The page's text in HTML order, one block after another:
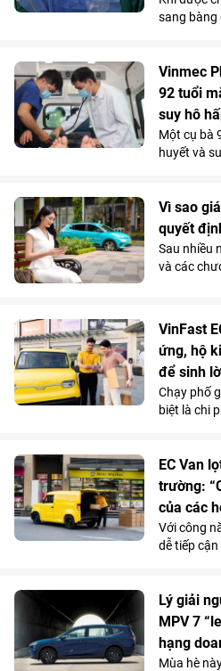
Bệnh viện
Phòng.
sang bàng
chọn phẫu
điều trị
Và chính
ngược ấy
người
Vinmec
92 tuổi
suy hô
Một cụ bà
huyết và
lược hồi
các can
Vì sao
quyết
Sau nhiều
và các
lệch giá
hẹp, người
nhiều hơn
gian xe
sự ổn định
VinFast
ứng, hộ
để sinh
Chạy phố
biệt là chi
EC Van
trường:
của các
Với công
dễ tiếp
rõ qua
tháng 5/
VinFast
chạy nhất
Lý giải
MPV 7
hạng
Mùa hè